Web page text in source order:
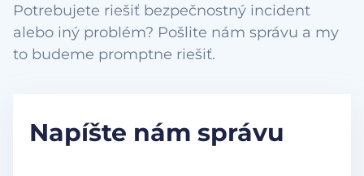
Potrebujete riešiť bezpečnostný incident
alebo iný problém? Pošlite nám správu a my
to budeme promptne riešiť.
Napíšte nám správu